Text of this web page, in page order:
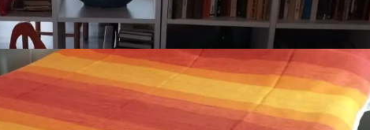
idealna za obiteljski život ili turistički najam. Smještena na
privatnost i blizinu svih potrebnih sadržaja.